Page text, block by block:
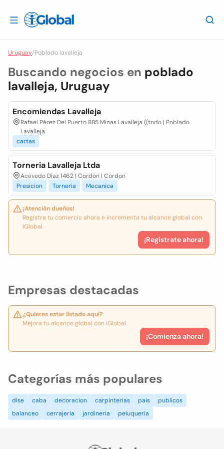
Uruguay/Poblado lavalleja
Empresas destacadas
¿Quieres estar listado aquí?
Mejora tu alcance global con iGlobal.
¡Comienza ahora!
Buscando negocios en poblado
lavalleja, Uruguay
Encomiendas Lavalleja
Rafael Pérez Del Puerto 885 Minas Lavalleja ((todo | Poblado
Lavalleja
cartas
Torneria Lavalleja Ltda
Acevedo Diaz 1462 | Cordon | Cordon
Presicion
Torneria Mecanica
¡Atención dueños!
Registra tu comercio ahora e incrementa tu alcance global con
iGlobal.
¡Registrate ahora!
Categorías más populares
dise caba decoracion carpinterias pais
publicos
balanceo
cerrajeria jardineria peluqueria